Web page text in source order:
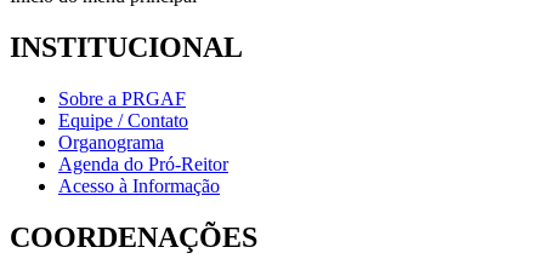
INSTITUCIONAL
Sobre a PRGAF
Equipe / Contato
Organograma
Agenda do Pró-Reitor
Acesso à Informação
COORDENAÇÕES